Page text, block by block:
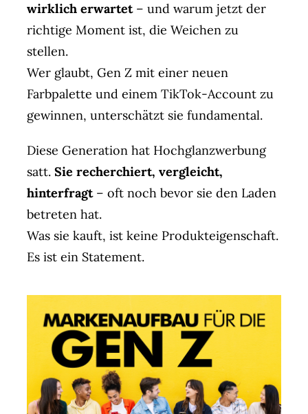
wirklich erwartet– und warum jetzt der
richtige Moment ist, die Weichen zu
stellen.
Wer glaubt, Gen Z mit einer neuen
Farbpalette und einem TikTok-Account zu
gewinnen, unterschätzt sie fundamental.
Diese Generation hat Hochglanzwerbung
satt. Sie recherchiert, vergleicht,
hinterfragt– oft noch bevor sie den Laden
betreten hat.
Was sie kauft, ist keine Produkteigenschaft.
Es ist ein Statement.